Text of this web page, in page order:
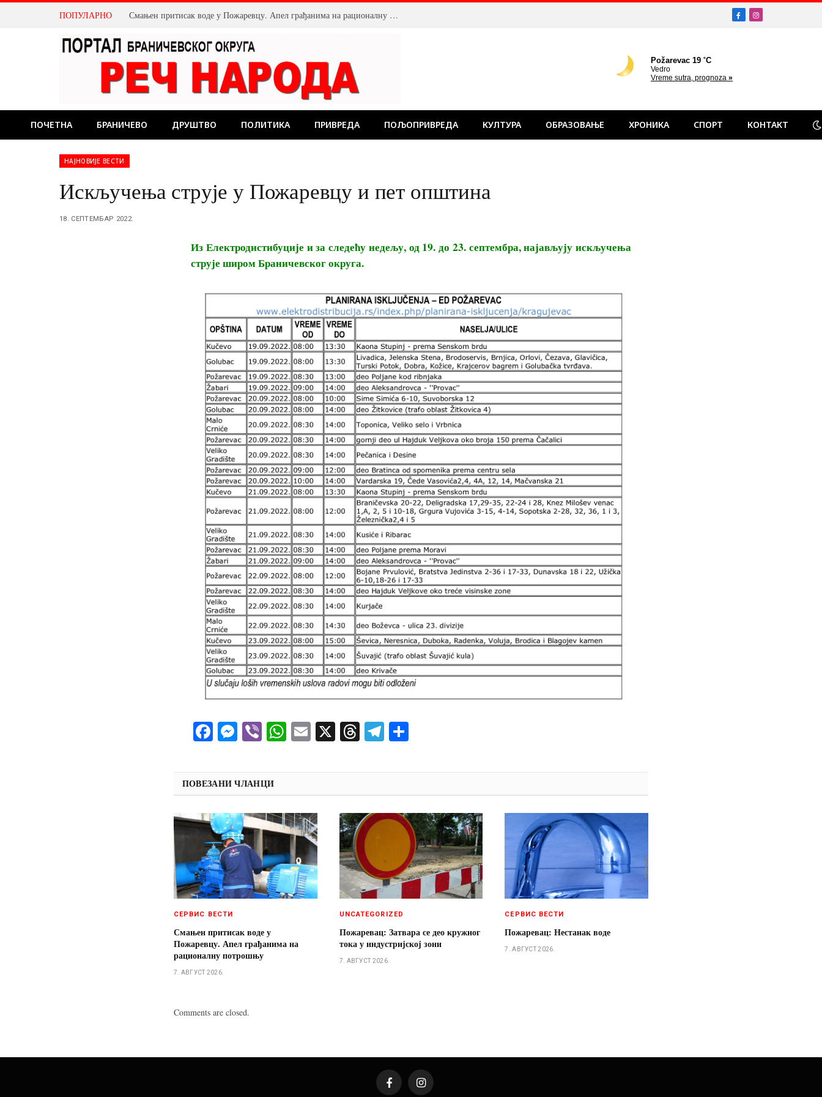
ПОПУЛАРНО Смањен притисак воде у Пожаревцу. Апел грађанима на рационалну потрошњу FacebookInstagram
ПОЧЕТНА БРАНИЧЕВО ДРУШТВО ПОЛИТИКА ПРИВРЕДА ПОЉОПРИВРЕДА КУЛТУРА ОБРАЗОВАЊЕ ХРОНИКА СПОРТ КОНТАКТ
НАЈНОВИЈЕ ВЕСТИ
Искључења струје у Пожаревцу и пет општина
18. СЕПТЕМБАР 2022.
Из Електродистибуције и за следећу недељу, од 19. до 23. септембра, најављују искључења
струје широм Браничевског округа.
Facebook
Messenger
ViberWhatsApp
Email
X ThreadsTelegram
ПОВЕЗАНИ ЧЛАНЦИ
СЕРВИС ВЕСТИ
Смањен притисак воде у
Пожаревцу. Апел грађанима на
рационалну потрошњу
7. АВГУСТ 2026.
UNCATEGORIZED
Пожаревац: Затвара се део кружног
тока у индустријској зони
7. АВГУСТ 2026.
СЕРВИС ВЕСТИ
Пожаревац: Нестанак воде
7. АВГУСТ 2026.
Comments are closed.
FacebookInstagram